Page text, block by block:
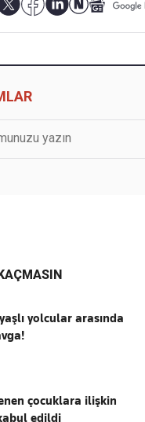
yolcular arasında
çocuklara ilişkin
edildi